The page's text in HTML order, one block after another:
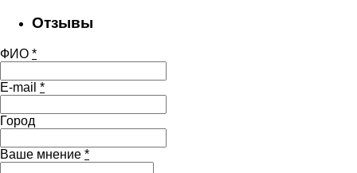
Отзывы
ФИО *
E-mail *
Город
Ваше мнение *